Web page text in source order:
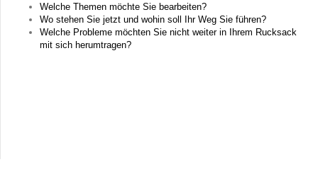
Welche Themen möchte Sie bearbeiten?
Wo stehen Sie jetzt und wohin soll Ihr Weg Sie führen?
Welche Probleme möchten Sie nicht weiter in Ihrem Rucksack
mit sich herumtragen?